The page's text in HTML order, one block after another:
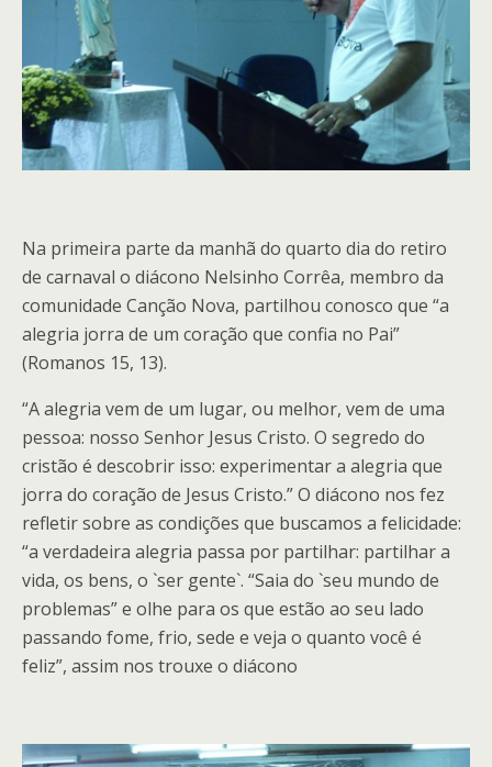
Na primeira parte da manhã do quarto dia do retiro
de carnaval o diácono Nelsinho Corrêa, membro da
comunidade Canção Nova, partilhou conosco que “a
alegria jorra de um coração que confia no Pai”
(Romanos 15, 13).
“A alegria vem de um lugar, ou melhor, vem de uma
pessoa: nosso Senhor Jesus Cristo. O segredo do
cristão é descobrir isso: experimentar a alegria que
jorra do coração de Jesus Cristo.” O diácono nos fez
refletir sobre as condições que buscamos a felicidade:
“a verdadeira alegria passa por partilhar: partilhar a
vida, os bens, o `ser gente`. “Saia do `seu mundo de
problemas” e olhe para os que estão ao seu lado
passando fome, frio, sede e veja o quanto você é
feliz”, assim nos trouxe o diácono